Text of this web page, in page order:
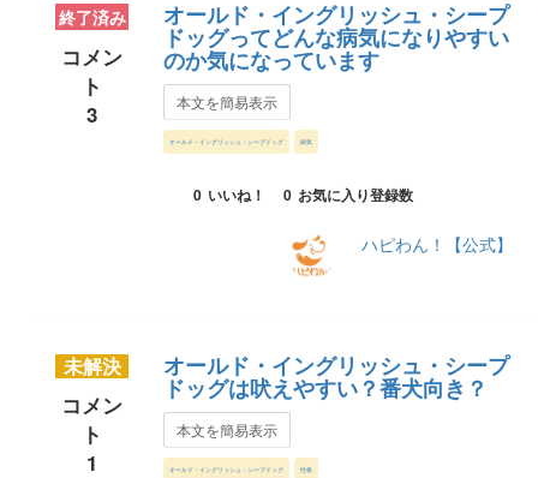
終了済み
コメン
ト
3
オールド・イングリッシュ・シープ
ドッグってどんな病気になりやすい
のか気になっています
本文を簡易表示
オールド・イングリッシュ・シープドッグ 病気
0 いいね！ 0 お気に入り登録数
ハピわん！【公式】
未解決
コメン
ト
1
オールド・イングリッシュ・シープ
ドッグは吠えやすい？番犬向き？
本文を簡易表示
オールド・イングリッシュ・シープドッグ 性格